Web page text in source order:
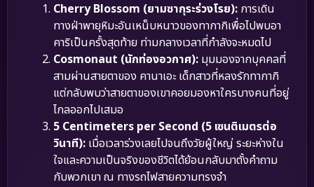
Cherry Blossom (ยามซากุระร่วงโรย): การเดิน
ทางฝ่าพายุหิมะอันเหน็บหนาวของทากากิเพื่อไปพบอา
คาริเป็นครั้งสุดท้าย ท่ามกลางเวลาที่กำลังจะหมดไป
Cosmonaut (นักท่องอวกาศ): มุมมองจากบุคคลที่
สามผ่านสายตาของ คานาเอะ เด็กสาวที่หลงรักทากากิ
แต่กลับพบว่าสายตาของเขาคอยมองหาใครบางคนที่อยู่
ไกลออกไปเสมอ
5 Centimeters per Second (5 เซนติเมตรต่อ
วินาที): เมื่อเวลาร่วงเลยไปจนถึงวัยผู้ใหญ่ ระยะห่างใน
ใจและความเป็นจริงของชีวิตได้ย้อนกลับมาตั้งคำถาม
กับพวกเขา ณ ทางรถไฟสายความทรงจำ